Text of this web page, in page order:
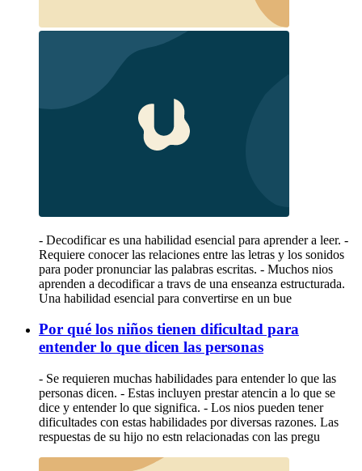
- Decodificar es una habilidad esencial para aprender a leer. -
Requiere conocer las relaciones entre las letras y los sonidos
para poder pronunciar las palabras escritas. - Muchos nios
aprenden a decodificar a travs de una enseanza estructurada.
Una habilidad esencial para convertirse en un bue
Por qué los niños tienen dificultad para
entender lo que dicen las personas
- Se requieren muchas habilidades para entender lo que las
personas dicen. - Estas incluyen prestar atencin a lo que se
dice y entender lo que significa. - Los nios pueden tener
dificultades con estas habilidades por diversas razones. Las
respuestas de su hijo no estn relacionadas con las pregu